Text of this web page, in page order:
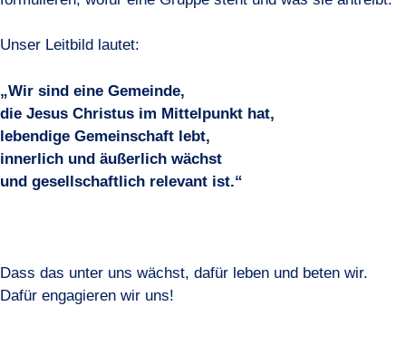
Unser Leitbild lautet:
„Wir sind eine Gemeinde,
die Jesus Christus im Mittelpunkt hat,
lebendige Gemeinschaft lebt,
innerlich und äußerlich wächst
und gesellschaftlich relevant ist.“
Dass das unter uns wächst, dafür leben und beten wir.
Dafür engagieren wir uns!